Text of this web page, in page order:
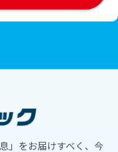
」をお届けすべく、今